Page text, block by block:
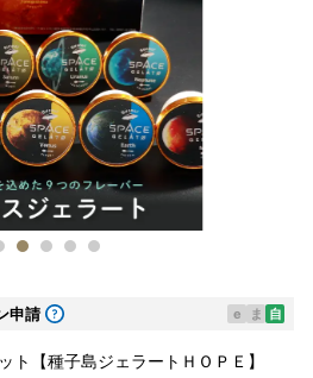
申請 e ま 自
ト【種子島ジェラートＨＯＰＥ】